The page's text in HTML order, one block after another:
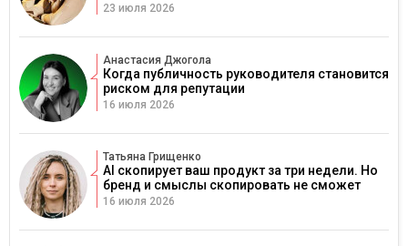
23 июля 2026
Анастасия Джогола
Когда публичность руководителя становится
риском для репутации
16 июля 2026
Татьяна Грищенко
AI скопирует ваш продукт за три недели. Но
бренд и смыслы скопировать не сможет
16 июля 2026